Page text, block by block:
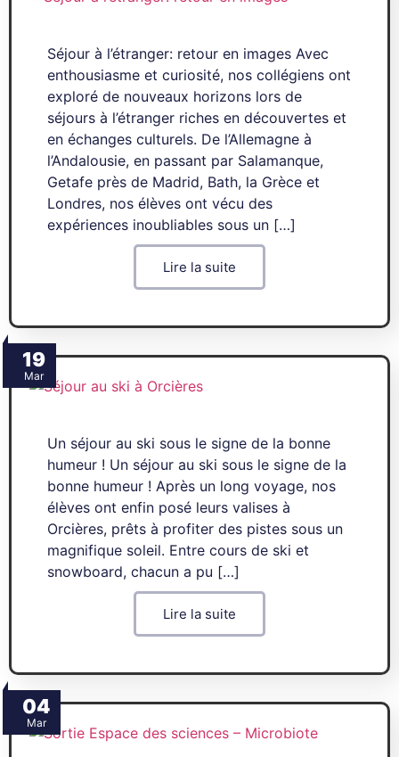
Séjour à l’étranger: retour en images Avec
enthousiasme et curiosité, nos collégiens ont
exploré de nouveaux horizons lors de
séjours à l’étranger riches en découvertes et
en échanges culturels. De l’Allemagne à
l’Andalousie, en passant par Salamanque,
Getafe près de Madrid, Bath, la Grèce et
Londres, nos élèves ont vécu des
expériences inoubliables sous un […]
Lire la suite
19
Mar
Un séjour au ski sous le signe de la bonne
humeur ! Un séjour au ski sous le signe de la
bonne humeur ! Après un long voyage, nos
élèves ont enfin posé leurs valises à
Orcières, prêts à profiter des pistes sous un
magnifique soleil. Entre cours de ski et
snowboard, chacun a pu […]
Lire la suite
04
Mar